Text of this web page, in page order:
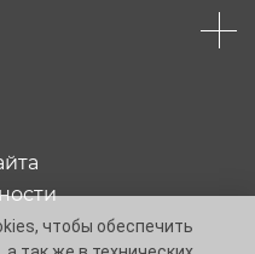
чтобы обеспечить